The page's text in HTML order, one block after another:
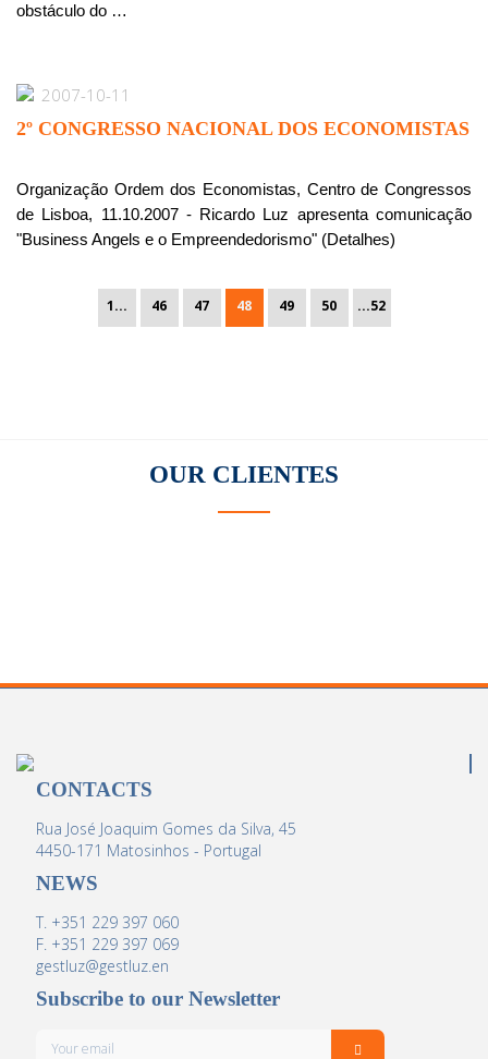
obstáculo do …
2007-10-11
2º CONGRESSO NACIONAL DOS ECONOMISTAS
Organização Ordem dos Economistas, Centro de Congressos
de Lisboa, 11.10.2007 - Ricardo Luz apresenta comunicação
"Business Angels e o Empreendedorismo" (Detalhes)
1... 46 47 48 49 50 ...52
OUR CLIENTES
CONTACTS
Rua José Joaquim Gomes da Silva, 45
4450-171 Matosinhos - Portugal
NEWS
T. +351 229 397 060
F. +351 229 397 069
gestluz@gestluz.en
Subscribe to our Newsletter